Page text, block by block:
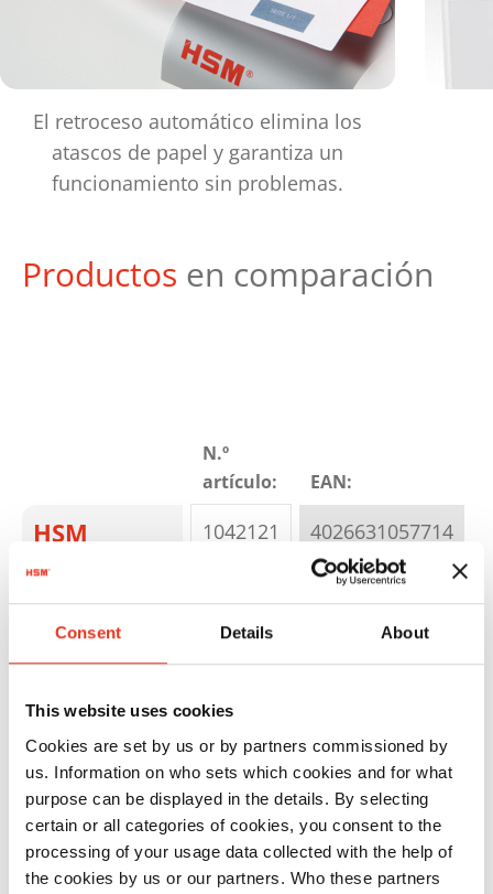
Consent Details About
This website uses cookies
Cookies are set by us or by partners commissioned by
us. Information on who sets which cookies and for what
purpose can be displayed in the details. By selecting
certain or all categories of cookies, you consent to the
processing of your usage data collected with the help of
the cookies by us or our partners. Who these partners
El retroceso automático elimina los
atascos de papel y garantiza un
funcionamiento sin problemas.
Productos en comparación
N.º
artículo:
EAN:
HSM
shredstar
S10 - 6
mm+
mecanismo
de corte
CD
1042121 4026631057714